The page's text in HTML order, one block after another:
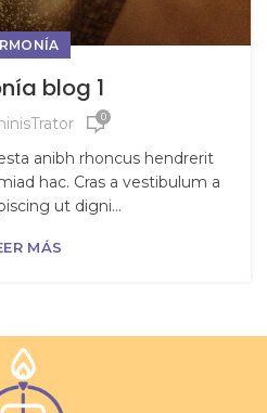
blog 1
0
anibh rhoncus hendrerit
hac. Cras a vestibulum a
ut digni...
MÁS